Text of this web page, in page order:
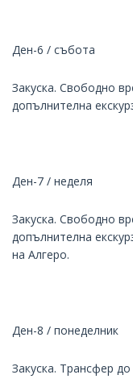
Ден-6 / събота
Закуска. Свободно
допълнителна
Ден-7 / неделя
Закуска. Свободно
допълнителна
на Алгеро.
Ден-8 / понеделник
Закуска. Трансфер